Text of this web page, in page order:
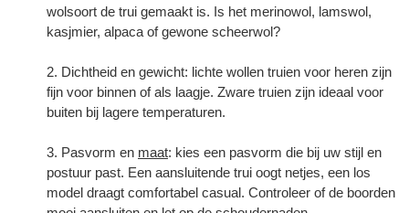
wolsoort de trui gemaakt is. Is het merinowol, lamswol,
kasjmier, alpaca of gewone scheerwol?
Dichtheid en gewicht: lichte wollen truien voor heren zijn
fijn voor binnen of als laagje. Zware truien zijn ideaal voor
buiten bij lagere temperaturen.
Pasvorm en maat: kies een pasvorm die bij uw stijl en
postuur past. Een aansluitende trui oogt netjes, een los
model draagt comfortabel casual. Controleer of de boorden